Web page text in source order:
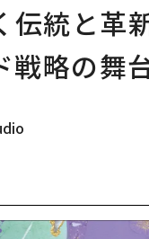
統と革
戦略の舞